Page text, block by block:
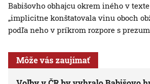
Babišovho obhajcu okrem iného v
„implicitne konštatovala vinu oboch
podľa neho v príkrom rozpore s
Môže vás zaujímať